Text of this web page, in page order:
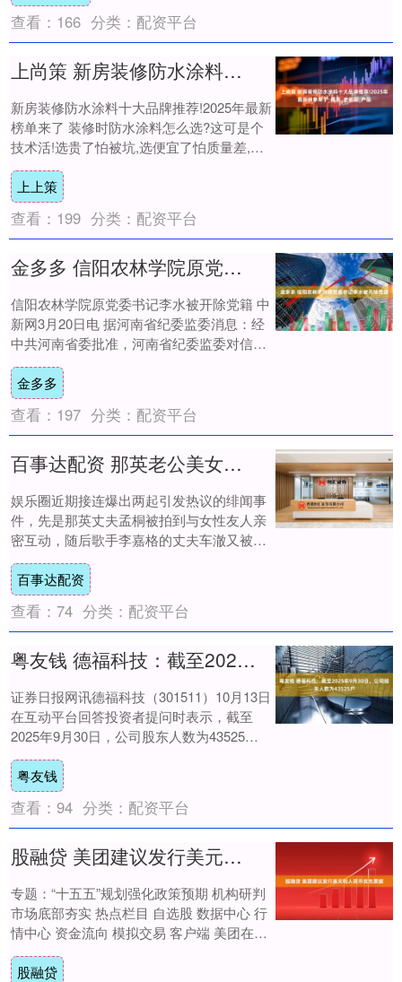
查看： 166 分类： 配资平台
上尚策 新房装修防水涂料十大品牌推荐!2025年最新榜单来了_德高_老顽固_产品
新房装修防水涂料十大品牌推荐!2025年最新
榜单来了 装修时防水涂料怎么选?这可是个
技术活!选贵了怕被坑,选便宜了怕质量差,万
一漏水返工,费钱又闹心。今天直接上....
上上策
查看： 199 分类： 配资平台
金多多 信阳农林学院原党委书记李水被开除党籍
信阳农林学院原党委书记李水被开除党籍 中
新网3月20日电 据河南省纪委监委消息：经
中共河南省委批准，河南省纪委监委对信阳
农林学院原党委书记李水严重违纪违法问题
进....
金多多
查看： 197 分类： 配资平台
百事达配资 那英老公美女靠肩，李嘉格老公当街抱乃万，娱乐圈社交尺度真大啊
娱乐圈近期接连爆出两起引发热议的绯闻事
件，先是那英丈夫孟桐被拍到与女性友人亲
密互动，随后歌手李嘉格的丈夫车澈又被曝
出与说唱歌手乃万在街头举止暧昧。这些事
件不仅让....
百事达配资
查看： 74 分类： 配资平台
粤友钱 德福科技：截至2025年9月30日，公司股东人数为43525户
证券日报网讯德福科技（301511）10月13日
在互动平台回答投资者提问时表示，截至
2025年9月30日，公司股东人数为43525
户。....
粤友钱
查看： 94 分类： 配资平台
股融贷 美团建议发行美元和人民币优先票据
专题：“十五五”规划强化政策预期 机构研判
市场底部夯实 热点栏目 自选股 数据中心 行
情中心 资金流向 模拟交易 客户端 美团在香
港交易所公告称，建议票据发行的....
股融贷